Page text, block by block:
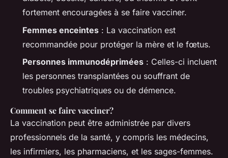
fortement encouragées à se faire vacciner.
Femmes enceintes : La vaccination est
recommandée pour protéger la mère et le fœtus.
Personnes immunodéprimées : Celles-ci incluent
les personnes transplantées ou souffrant de
troubles psychiatriques ou de démence.
Comment se faire vacciner?
La vaccination peut être administrée par divers
professionnels de la santé, y compris les médecins,
les infirmiers, les pharmaciens, et les sages-femmes.